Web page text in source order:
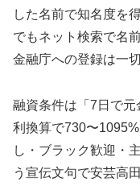
した名前で知名度を
でもネット検索で名
金融庁への登録は一
融資条件は「7日で
利換算で730〜
し・ブラック歓迎・
う宣伝文句で安芸高